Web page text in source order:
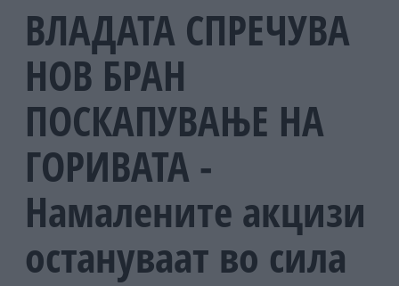
ВЛАДАТА СПРЕЧУВА
НОВ БРАН
ПОСКАПУВАЊЕ НА
ГОРИВАТА -
Намалените акцизи
остануваат во сила